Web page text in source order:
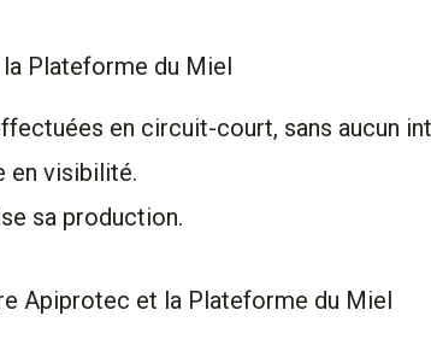
Plateforme du Miel
en circuit-court, sans aucun
en visibilité.
sa production.
Apiprotec et la Plateforme du Miel